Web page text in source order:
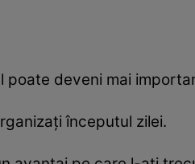
deveni mai
începutul zilei.